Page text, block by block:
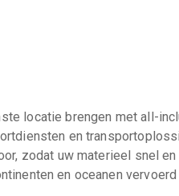
locatie brengen met all-
en
zodat uw materieel snel en
en oceanen vervoerd